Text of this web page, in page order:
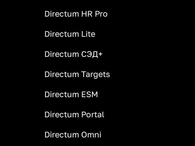
Directum HR Pro
Directum Lite
Directum СЭД+
Directum Targets
Directum ESM
Directum Portal
Directum Omni